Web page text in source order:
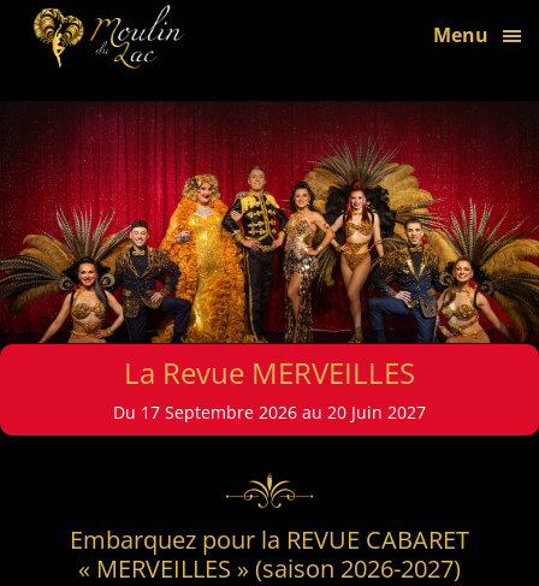
bon
Menu
La Revue MERVEILLES
Du 17 Septembre 2026 au 20 Juin 2027
Embarquez pour la REVUE CABARET
« MERVEILLES » (saison 2026-2027)